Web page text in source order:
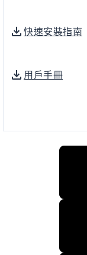
快速安裝指南
用戶手冊